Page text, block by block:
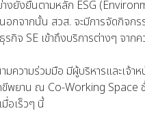
งยั่งยืนตามหลัก ESG
กจากนั้น สวส. จะมีการจัดกิจกร
จ SE เข้าถึงบริการต่างๆ จากค
มความร่วมมือ มีผู้บริหารและเจ้า
พยาน ณ Co-Working Space
อเร็วๆ นี้